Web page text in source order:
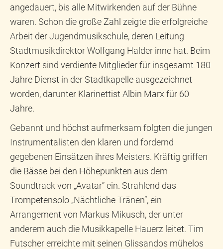
angedauert, bis alle Mitwirkenden auf der Bühne
waren. Schon die große Zahl zeigte die erfolgreiche
Arbeit der Jugendmusikschule, deren Leitung
Stadtmusikdirektor Wolfgang Halder inne hat. Beim
Konzert sind verdiente Mitglieder für insgesamt 180
Jahre Dienst in der Stadtkapelle ausgezeichnet
worden, darunter Klarinettist Albin Marx für 60
Jahre.
Gebannt und höchst aufmerksam folgten die jungen
Instrumentalisten den klaren und fordernd
gegebenen Einsätzen ihres Meisters. Kräftig griffen
die Bässe bei den Höhepunkten aus dem
Soundtrack von „Avatar“ ein. Strahlend das
Trompetensolo „Nächtliche Tränen“, ein
Arrangement von Markus Mikusch, der unter
anderem auch die Musikkapelle Hauerz leitet. Tim
Futscher erreichte mit seinen Glissandos mühelos